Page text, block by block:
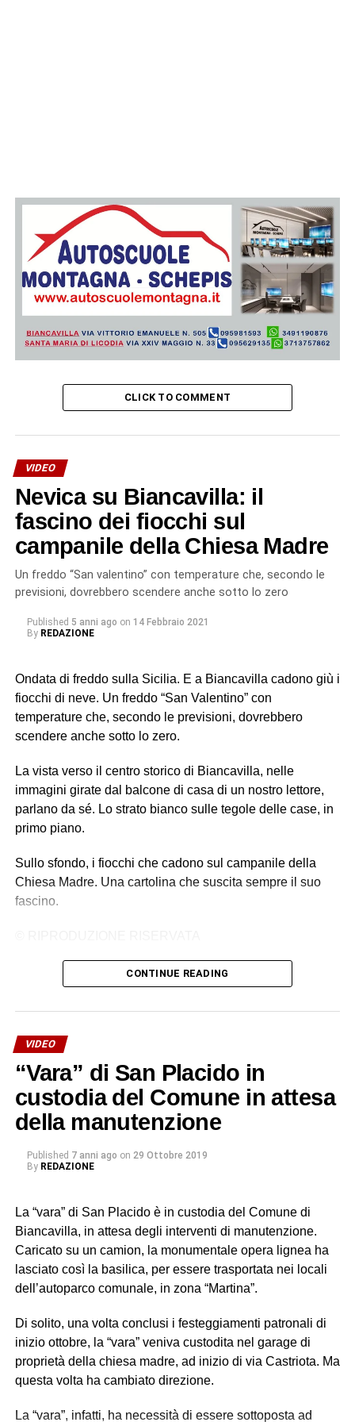
CLICK TO COMMENT
VIDEO
Nevica su Biancavilla: il
fascino dei fiocchi sul
campanile della Chiesa Madre
Un freddo “San valentino” con temperature che, secondo le
previsioni, dovrebbero scendere anche sotto lo zero
Published 5 anni ago on 14 Febbraio 2021
By REDAZIONE
Ondata di freddo sulla Sicilia. E a Biancavilla cadono giù i
fiocchi di neve. Un freddo “San Valentino” con
temperature che, secondo le previsioni, dovrebbero
scendere anche sotto lo zero.
La vista verso il centro storico di Biancavilla, nelle
immagini girate dal balcone di casa di un nostro lettore,
parlano da sé. Lo strato bianco sulle tegole delle case, in
primo piano.
Sullo sfondo, i fiocchi che cadono sul campanile della
Chiesa Madre. Una cartolina che suscita sempre il suo
fascino.
CONTINUE READING
VIDEO
“Vara” di San Placido in
custodia del Comune in attesa
della manutenzione
Published 7 anni ago on 29 Ottobre 2019
By REDAZIONE
La “vara” di San Placido è in custodia del Comune di
Biancavilla, in attesa degli interventi di manutenzione.
Caricato su un camion, la monumentale opera lignea ha
lasciato così la basilica, per essere trasportata nei locali
dell’autoparco comunale, in zona “Martina”.
Di solito, una volta conclusi i festeggiamenti patronali di
inizio ottobre, la “vara” veniva custodita nel garage di
proprietà della chiesa madre, ad inizio di via Castriota. Ma
questa volta ha cambiato direzione.
La “vara”, infatti, ha necessità di essere sottoposta ad